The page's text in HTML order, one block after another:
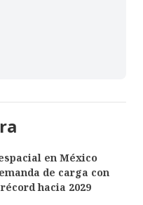
en México
de carga con
hacia 2029